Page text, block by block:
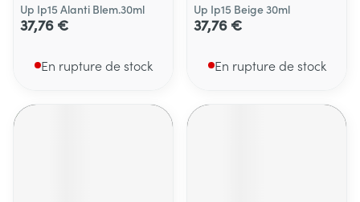
Up Ip15 Alanti Blem.30ml
37,76 €
En rupture de stock
Up Ip15 Beige 30ml
37,76 €
En rupture de stock